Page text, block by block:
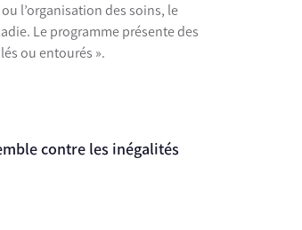
l’organisation des soins, le
Le programme présente des
ou entourés ».
contre les inégalités